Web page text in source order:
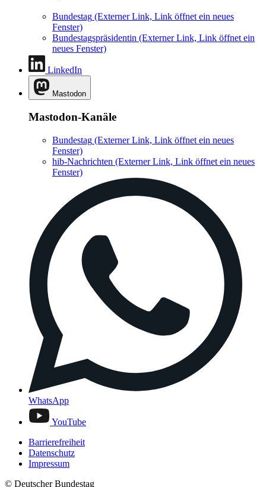
Bundestag (Externer Link, Link öffnet ein neues
Fenster)
Bundestagspräsidentin (Externer Link, Link öffnet ein
neues Fenster)
LinkedIn
Mastodon
Mastodon-Kanäle
Bundestag (Externer Link, Link öffnet ein neues
Fenster)
hib-Nachrichten (Externer Link, Link öffnet ein neues
Fenster)
WhatsApp
YouTube
Barrierefreiheit
Datenschutz
Impressum
© Deutscher Bundestag